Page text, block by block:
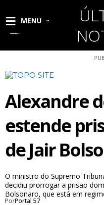
MENU
Alexandre
estende
de Jair
O ministro do Supremo
decidiu prorrogar a prisão
Bolsonaro, que está em
PorPortal 57